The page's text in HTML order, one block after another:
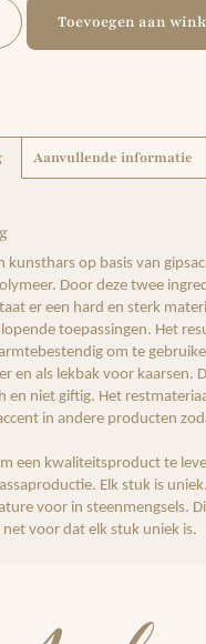
Toevoegen aan
Aanvullende informatie
kunsthars op basis van
Door deze twee
er een hard en sterk
toepassingen. Het
om te
en als lekbak voor kaarsen.
en niet giftig. Het
in andere producten
een ​​kwaliteitsproduct te
Elk stuk is
voor in steenmengsels.
net voor dat elk stuk uniek is.